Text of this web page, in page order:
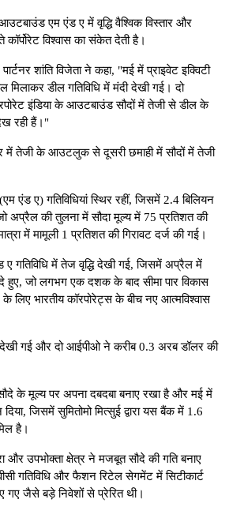
आउटबाउंड एम एंड ए में वृद्धि वैश्विक विस्तार और
विश्वास का संकेत देती है।
शांति विजेता ने कहा, "मई में प्राइवेट इक्विटी
डील गतिविधि में मंदी देखी गई। दो
इंडिया के आउटबाउंड सौदों में तेजी से डील के
रही हैं।"
में तेजी के आउटलुक से दूसरी छमाही में सौदों में तेजी
एंड ए) गतिविधियां स्थिर रहीं, जिसमें 2.4 बिलियन
अप्रैल की तुलना में सौदा मूल्य में 75 प्रतिशत की
में मामूली 1 प्रतिशत की गिरावट दर्ज की गई।
गतिविधि में तेज वृद्धि देखी गई, जिसमें अप्रैल में
हुए, जो लगभग एक दशक के बाद सीमा पार विकास
भारतीय कॉरपोरेट्स के बीच नए आत्मविश्वास
देखी गई और दो आईपीओ ने करीब 0.3 अरब डॉलर की
के मूल्य पर अपना दबदबा बनाए रखा है और मई में
जिसमें सुमितोमो मित्सुई द्वारा यस बैंक में 1.6
है।
और उपभोक्ता क्षेत्र ने मजबूत सौदे की गति बनाए
गतिविधि और फैशन रिटेल सेगमेंट में सिटीकार्ट
गए जैसे बड़े निवेशों से प्रेरित थी।